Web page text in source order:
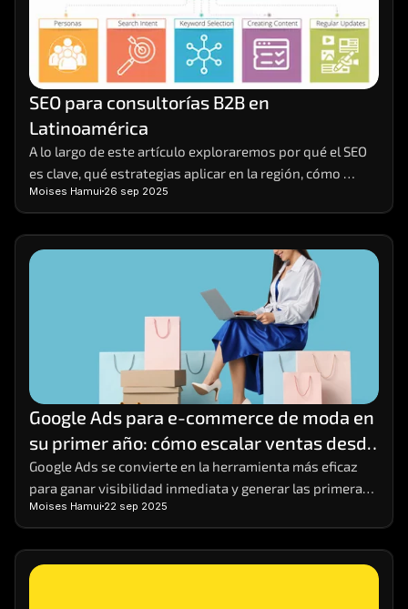
SEO para consultorías B2B en
Latinoamérica
A lo largo de este artículo exploraremos por qué el SEO
es clave, qué estrategias aplicar en la región, cómo
segmentar el mercado de manera efectiva y cómo medir
resultados de forma realista.
Moises Hamui 26 sep 2025
Google Ads para e-commerce de moda en
su primer año: cómo escalar ventas desde
cero
Google Ads se convierte en la herramienta más eficaz
para ganar visibilidad inmediata y generar las primeras
ventas.
Moises Hamui 22 sep 2025